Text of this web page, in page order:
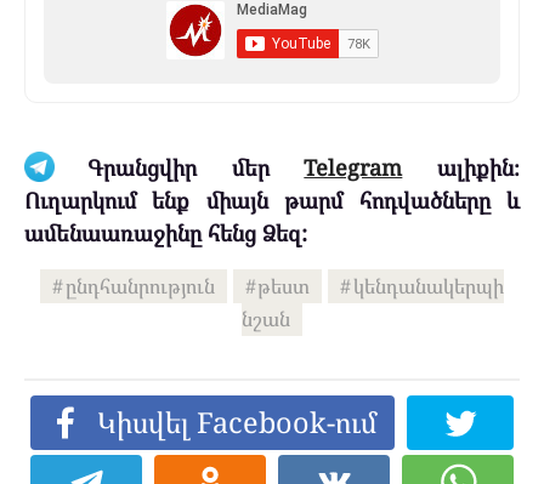
Գրանցվիր մերTelegramալիքին։
Ուղարկում ենք միայն թարմ հոդվածները և
ամենաառաջինը հենց Ձեզ:
ընդհանրություն թեստ
կենդանակերպի
նշան
Կիսվել Facebook-ում